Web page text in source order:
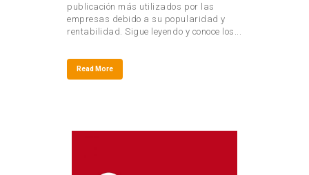
publicación más utilizados por las
empresas debido a su popularidad y
rentabilidad. Sigue leyendo y conoce los...
Read More